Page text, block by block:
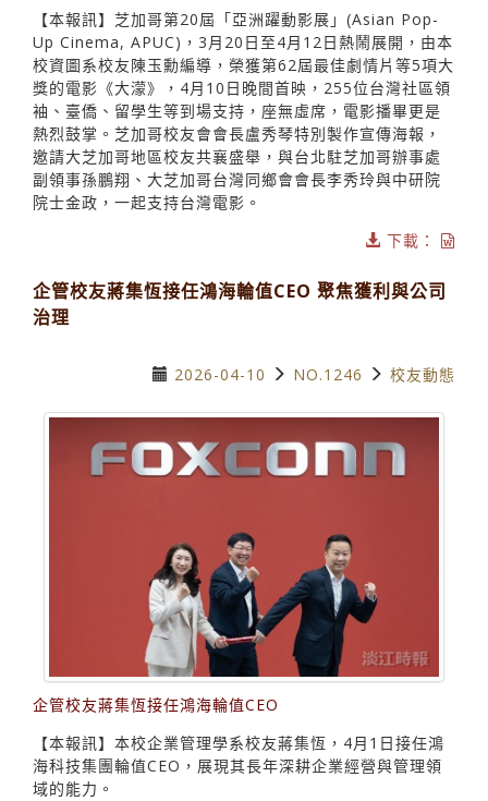
【本報訊】芝加哥第20屆「亞洲躍動影展」(Asian Pop-
Up Cinema, APUC)，3月20日至4月12日熱鬧展開，由本
校資圖系校友陳玉勳編導，榮獲第62屆最佳劇情片等5項大
獎的電影《大濛》，4月10日晚間首映，255位台灣社區領
袖、臺僑、留學生等到場支持，座無虛席，電影播畢更是
熱烈鼓掌。芝加哥校友會會長盧秀琴特別製作宣傳海報，
邀請大芝加哥地區校友共襄盛舉，與台北駐芝加哥辦事處
副領事孫鵬翔、大芝加哥台灣同鄉會會長李秀玲與中研院
院士金政，一起支持台灣電影。
下載：
企管校友蔣集恆接任鴻海輪值CEO 聚焦獲利與公司
治理
2026-04-10 NO.1246 校友動態
企管校友蔣集恆接任鴻海輪值CEO
【本報訊】本校企業管理學系校友蔣集恆，4月1日接任鴻
海科技集團輪值CEO，展現其長年深耕企業經營與管理領
域的能力。